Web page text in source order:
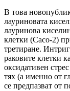
В това
лауриновата
лауринова
клетки (Caco-2)
третиране.
раковите клетки
оксидативен
тях (а именно от
се предпазват от